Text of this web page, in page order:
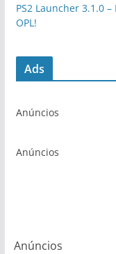
PS2 Launcher 3.1.0
OPL!
Ads
Anúncios
Anúncios
Anúncios